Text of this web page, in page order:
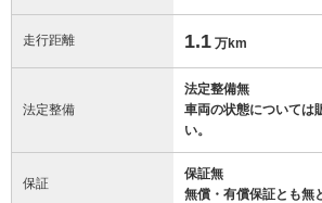
走行距離 1.1 万km
法定整備
法定整備無
車両の状態については
い。
保証
保証無
無償・有償保証とも無